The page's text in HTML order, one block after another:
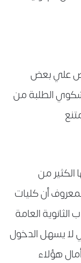
علي بعض
وشكوي الطلبة من
من
أن كليات
العامة
لا يسهل الدخول
هؤلاء